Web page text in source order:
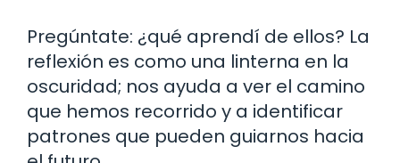
Pregúntate: ¿qué aprendí de ellos? La
reflexión es como una linterna en la
oscuridad; nos ayuda a ver el camino
que hemos recorrido y a identificar
patrones que pueden guiarnos hacia